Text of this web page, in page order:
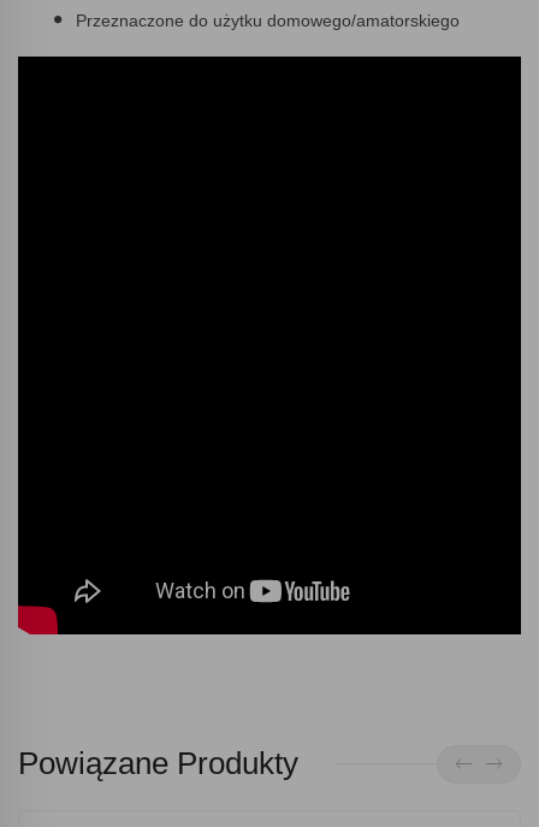
Przeznaczone do użytku domowego/amatorskiego
Powiązane Produkty